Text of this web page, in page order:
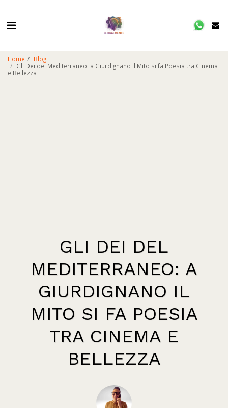
Home
Blog
Gli Dei del Mediterraneo: a Giurdignano il Mito si fa Poesia tra Cinema
e Bellezza
GLI DEI DEL
MEDITERRANEO: A
GIURDIGNANO IL
MITO SI FA POESIA
TRA CINEMA E
BELLEZZA